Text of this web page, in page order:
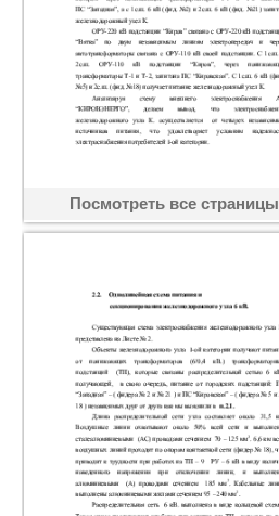
Посмотреть все страницы